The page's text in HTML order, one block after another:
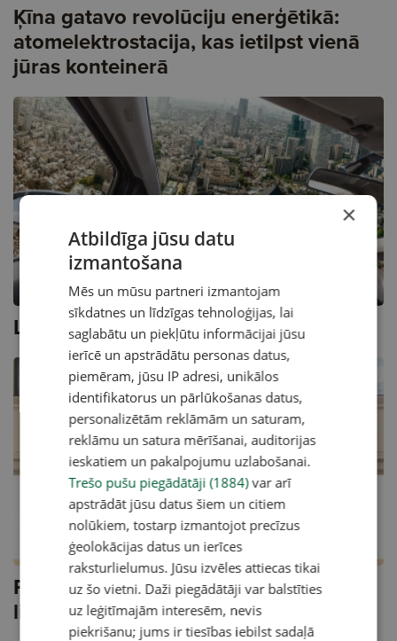
Ķīna gatavo revolūciju enerģētikā:
atomelektrostacija, kas ietilpst vienā
jūras konteinerā
Lidojošo automobiļu koncepti
Pierādīts universāls biržas darījumu
likums
×
Atbildīga jūsu datu
izmantošana
Mēs un mūsu partneri izmantojam
sīkdatnes un līdzīgas tehnoloģijas, lai
saglabātu un piekļūtu informācijai jūsu
ierīcē un apstrādātu personas datus,
piemēram, jūsu IP adresi, unikālos
identifikatorus un pārlūkošanas datus,
personalizētām reklāmām un saturam,
reklāmu un satura mērīšanai, auditorijas
ieskatiem un pakalpojumu uzlabošanai.
Trešo pušu piegādātāji (1884)var arī
apstrādāt jūsu datus šiem un citiem
nolūkiem, tostarp izmantojot precīzus
ģeolokācijas datus un ierīces
raksturlielumus. Jūsu izvēles attiecas tikai
uz šo vietni. Daži piegādātāji var balstīties
uz leģitīmajām interesēm, nevis
piekrišanu; jums ir tiesības iebilst sadaļā